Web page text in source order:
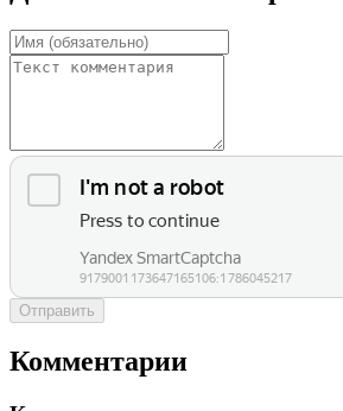
Отправить
Комментарии